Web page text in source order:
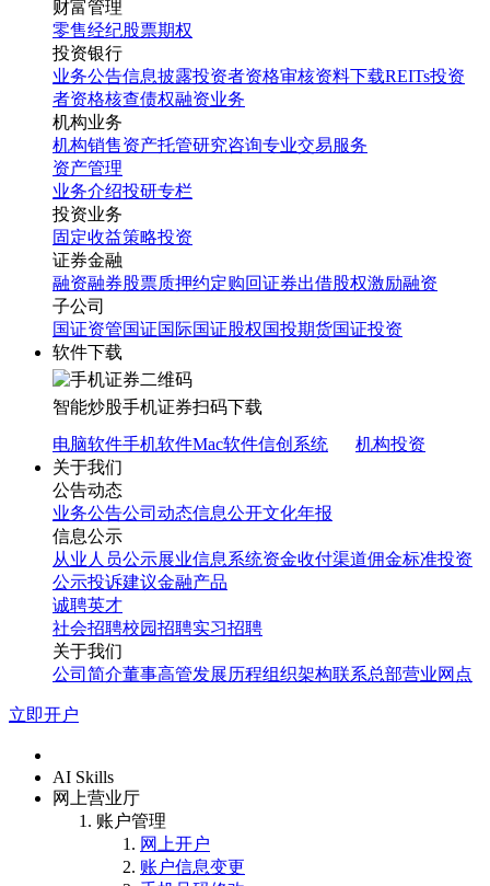
财富管理
零售经纪股票期权
投资银行
业务公告信息披露投资者资格审核资料下载REITs投资
者资格核查债权融资业务
机构业务
机构销售资产托管研究咨询专业交易服务
资产管理
业务介绍投研专栏
投资业务
固定收益策略投资
证券金融
融资融券股票质押约定购回证券出借股权激励融资
子公司
国证资管国证国际国证股权国投期货国证投资
软件下载
智能炒股手机证券扫码下载
电脑软件手机软件Mac软件信创系统
机构投资
关于我们
公告动态
业务公告公司动态信息公开文化年报
信息公示
从业人员公示展业信息系统资金收付渠道佣金标准投资
公示投诉建议金融产品
诚聘英才
社会招聘校园招聘实习招聘
关于我们
公司简介董事高管发展历程组织架构联系总部营业网点
立即开户
AI Skills
网上营业厅
账户管理
网上开户
账户信息变更